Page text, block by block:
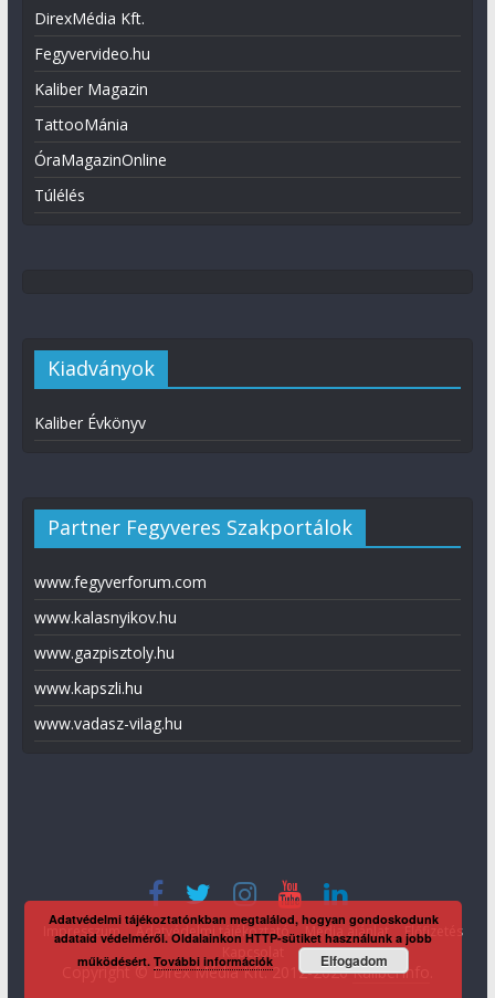
DirexMédia Kft.
Fegyvervideo.hu
Kaliber Magazin
TattooMánia
ÓraMagazinOnline
Túlélés
Kiadványok
Kaliber Évkönyv
Partner Fegyveres Szakportálok
www.fegyverforum.com
www.kalasnyikov.hu
www.gazpisztoly.hu
www.kapszli.hu
www.vadasz-vilag.hu
Impresszum Adatvédelmi tájékoztató Média ajánlat
Előfizetés
Copyright © Direx Média Kft. 2012-2026KaliberInfo
Adatvédelmi tájékoztatónkban megtalálod, hogyan gondoskodunk
adataid védelméről. Oldalainkon HTTP-sütiket használunk a jobb
működésért.További információk Elfogadom